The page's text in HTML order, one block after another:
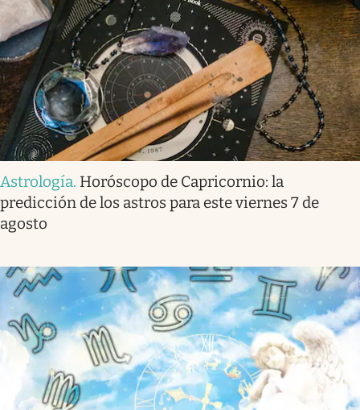
Astrología. Horóscopo de Capricornio: la
predicción de los astros para este viernes 7 de
agosto